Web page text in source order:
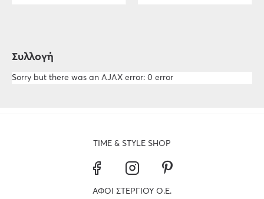
Συλλογή
Sorry but there was an AJAX error: 0 error
TIME & STYLE SHOP
ΑΦΟΙ ΣΤΕΡΓΙΟΥ Ο.Ε.